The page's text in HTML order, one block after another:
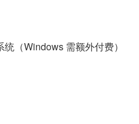
（Windows 需额外付费）